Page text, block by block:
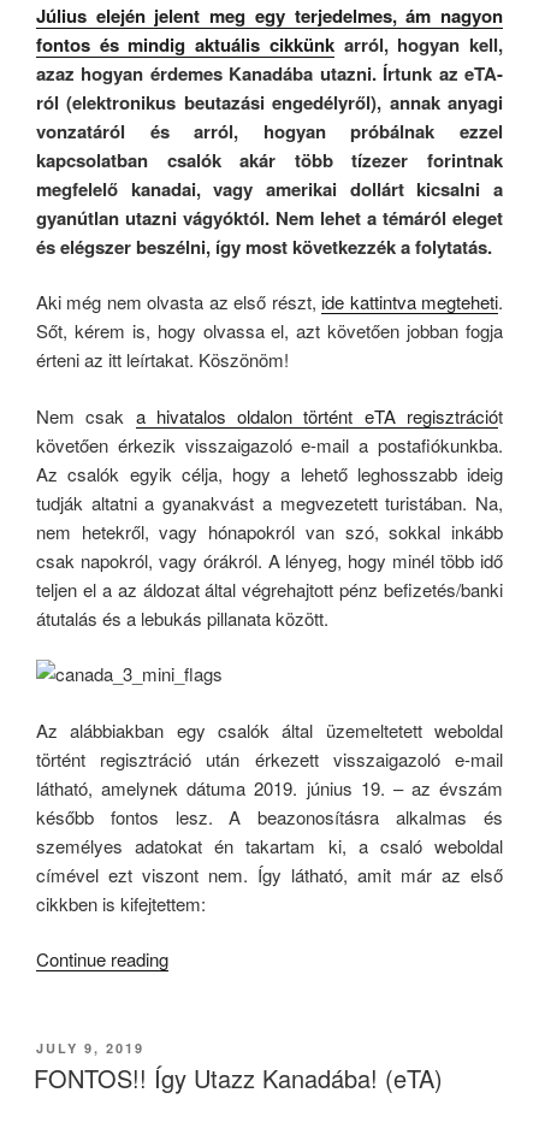
Július elején jelent meg egy terjedelmes, ám nagyon
fontos és mindig aktuális cikkünkarról, hogyan kell,
azaz hogyan érdemes Kanadába utazni. Írtunk az eTA-
ról (elektronikus beutazási engedélyről), annak anyagi
vonzatáról és arról, hogyan próbálnak ezzel
kapcsolatban csalók akár több tízezer forintnak
megfelelő kanadai, vagy amerikai dollárt kicsalni a
gyanútlan utazni vágyóktól. Nem lehet a témáról eleget
és elégszer beszélni, így most következzék a folytatás.
Aki még nem olvasta az első részt,ide kattintva megteheti.
Sőt, kérem is, hogy olvassa el, azt követően jobban fogja
érteni az itt leírtakat. Köszönöm!
Nem csak a hivatalos oldalon történt eTA regisztrációt
követően érkezik visszaigazoló e-mail a postafiókunkba.
Az csalók egyik célja, hogy a lehető leghosszabb ideig
tudják altatni a gyanakvást a megvezetett turistában. Na,
nem hetekről, vagy hónapokról van szó, sokkal inkább
csak napokról, vagy órákról. A lényeg, hogy minél több idő
teljen el a az áldozat által végrehajtott pénz befizetés/banki
átutalás és a lebukás pillanata között.
Az alábbiakban egy csalók által üzemeltetett weboldal
történt regisztráció után érkezett visszaigazoló e-mail
látható, amelynek dátuma 2019. június 19. – az évszám
később fontos lesz. A beazonosításra alkalmas és
személyes adatokat én takartam ki, a csaló weboldal
címével ezt viszont nem. Így látható, amit már az első
cikkben is kifejtettem:
Continue reading“Így
#2”
POSTED
ON
JULY 9, 2019
FONTOS!! Így Utazz Kanadába! (eTA)